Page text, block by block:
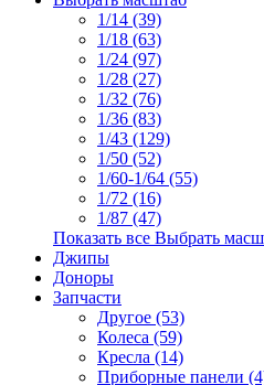
1/14 (39)
1/18 (63)
1/24 (97)
1/28 (27)
1/32 (76)
1/36 (83)
1/43 (129)
1/50 (52)
1/60-1/64 (55)
1/72 (16)
1/87 (47)
Показать все Выбрать
Джипы
Доноры
Запчасти
Другое (53)
Колеса (59)
Кресла (14)
Приборные панели